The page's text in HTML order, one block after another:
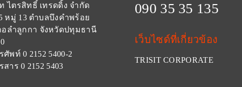
ไตรสิทธิ์ เทรดดิ้ง จำกัด
หมู่ 13 ตำบลบึงคำพร้อย
อลำลูกกา จังหวัดปทุมธานี
ศัพท์ 0 2152 5400-2
สาร 0 2152 5403
090 35 35 135
เว็บไซด์ที่เกี่ยวข้อง
TRISIT CORPORATE